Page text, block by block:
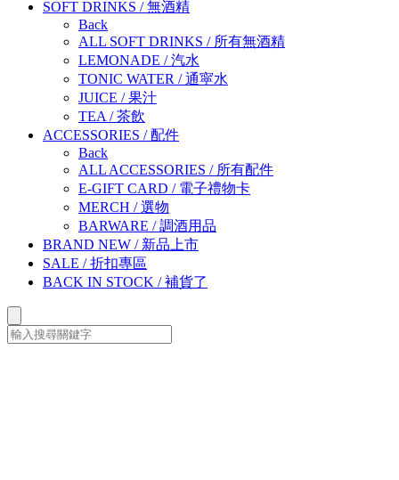
SOFT DRINKS /無酒精
Back
ALL SOFT DRINKS / 所有無酒精
LEMONADE /汽水
TONIC WATER /通寜水
JUICE /果汁
TEA /茶飲
ACCESSORIES /配件
Back
ALL ACCESSORIES / 所有配件
E-GIFT CARD / 電子禮物卡
MERCH /選物
BARWARE /調酒用品
BRAND NEW / 新品上市
SALE /折扣專區
BACK IN STOCK /補貨了